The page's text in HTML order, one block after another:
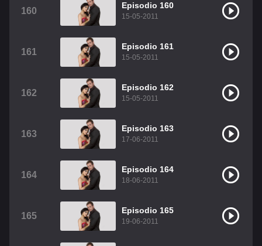
160
Episodio 160
15-05-2011
161
Episodio 161
15-05-2011
162
Episodio 162
15-05-2011
163
Episodio 163
17-06-2011
164
Episodio 164
18-06-2011
165
Episodio 165
19-06-2011